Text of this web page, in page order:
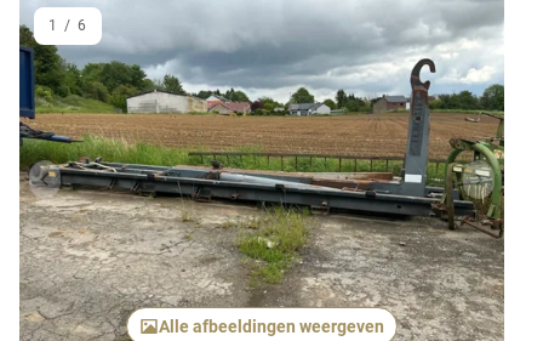
Vorig item
Alle afbeeldingen weergeven
1 / 6